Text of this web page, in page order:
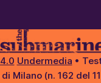
Undermedia •
Milano (n. 162 del